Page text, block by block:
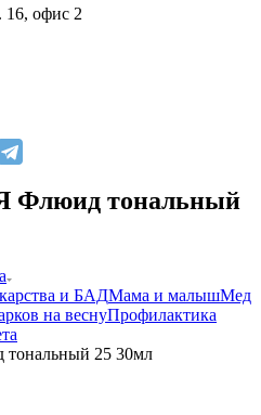
16, офис 2
тональный
и БАДМама и малышМед
на веснуПрофилактика
25 30мл